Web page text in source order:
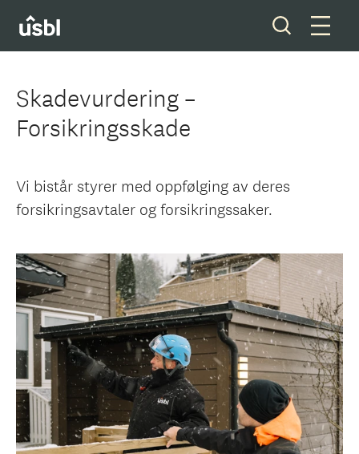
Våre tjenester
Ditt styreverv
Medlemskap
Forkjøpsrett
Om oss
Skadevurdering –
Forsikringsskade
Vi bistår styrer med oppfølging av deres
forsikringsavtaler og forsikringssaker.